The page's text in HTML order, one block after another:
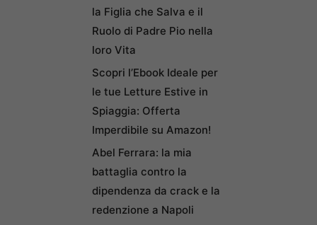
la Figlia che Salva e il
Ruolo di Padre Pio nella
loro Vita
Scopri l’Ebook Ideale per
le tue Letture Estive in
Spiaggia: Offerta
Imperdibile su Amazon!
Abel Ferrara: la mia
battaglia contro la
dipendenza da crack e la
redenzione a Napoli